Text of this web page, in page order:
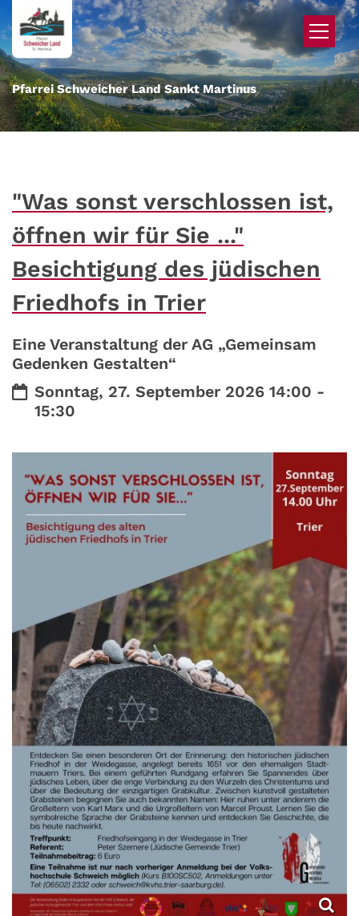
Zum Inhalt springen
Pfarrei Schweicher Land Sankt Martinus
"Was sonst verschlossen ist,
öffnen wir für Sie ..."
Besichtigung des jüdischen
Friedhofs in Trier
Eine Veranstaltung der AG „Gemeinsam
Gedenken Gestalten“
Datum:
Sonntag, 27. September 2026 14:00 -
15:30